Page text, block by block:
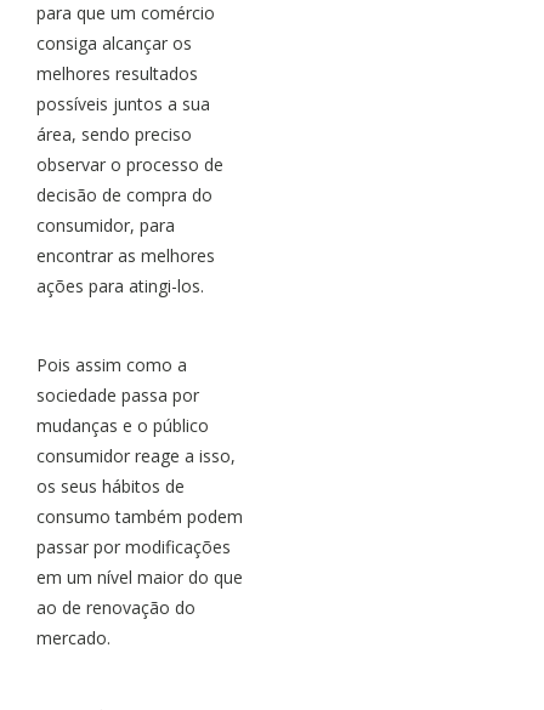
para que um comércio
consiga alcançar os
melhores resultados
possíveis juntos a sua
área, sendo preciso
observar o processo de
decisão de compra do
consumidor, para
encontrar as melhores
ações para atingi-los.
Pois assim como a
sociedade passa por
mudanças e o público
consumidor reage a isso,
os seus hábitos de
consumo também podem
passar por modificações
em um nível maior do que
ao de renovação do
mercado.